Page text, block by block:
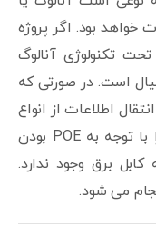
بود. اگر پروژه
تکنولوژی آنالوگ
است. در صورتی که
اطلاعات از انواع
کابل شبکه است. در برق رسانی به اجزا با توجه به POE بودن
برق وجود ندارد.
می شود.